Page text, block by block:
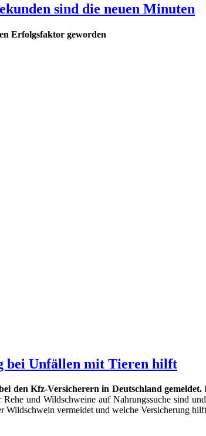
sind die neuen Minuten
Erfolgsfaktor geworden
bei Unfällen mit Tieren hilft
den Kfz-Versicherern in Deutschland gemeldet.
und Wildschweine auf Nahrungssuche sind
vermeidet und welche Versicherung